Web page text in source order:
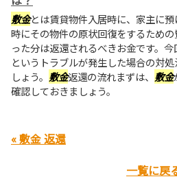
敷金とは賃貸物件入居時に、家主に預
時にその物件の原状回復をするため
った分は返還されるべきお金です。今
というトラブルが発生した場合の対
しょう。 敷金返還の流れまずは、 敷金
確認しておきましょう。
« 敷金 返還
一覧に戻